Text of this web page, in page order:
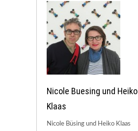
Nicole Buesing und Heiko
Klaas
Nicole Büsing und Heiko Klaas